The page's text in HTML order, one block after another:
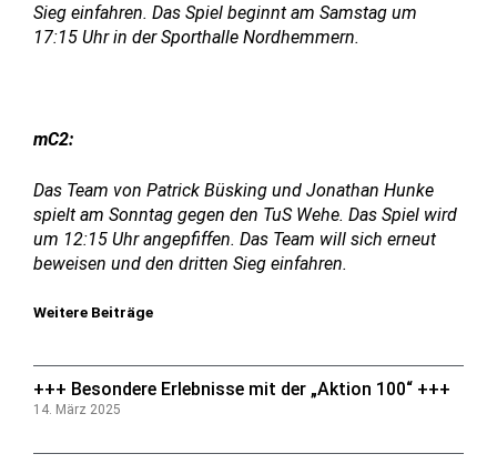
Weitere Beiträge
+++ Besondere Erlebnisse mit der „Aktion 100“ +++
14. März 2025
Sieg einfahren. Das Spiel beginnt am Samstag um
17:15 Uhr in der Sporthalle Nordhemmern.
mC2:
Das Team von Patrick Büsking und Jonathan Hunke
spielt am Sonntag gegen den TuS Wehe. Das Spiel wird
um 12:15 Uhr angepfiffen. Das Team will sich erneut
beweisen und den dritten Sieg einfahren.